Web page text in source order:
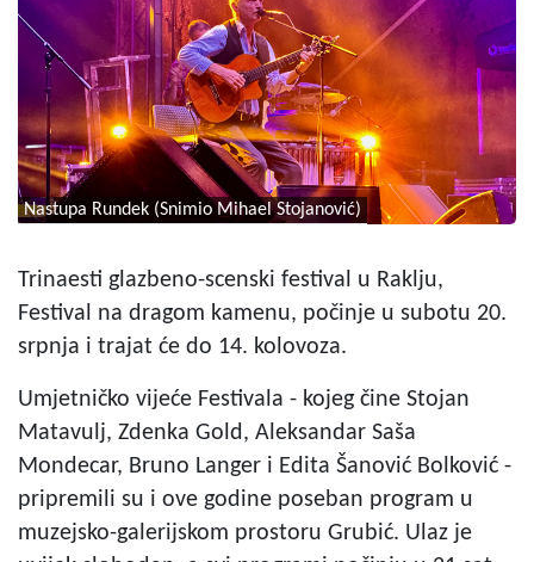
Nastupa Rundek (Snimio Mihael Stojanović)
Trinaesti glazbeno-scenski festival u Raklju,
Festival na dragom kamenu, počinje u subotu 20.
srpnja i trajat će do 14. kolovoza.
Umjetničko vijeće Festivala - kojeg čine Stojan
Matavulj, Zdenka Gold, Aleksandar Saša
Mondecar, Bruno Langer i Edita Šanović Bolković -
pripremili su i ove godine poseban program u
muzejsko-galerijskom prostoru Grubić. Ulaz je